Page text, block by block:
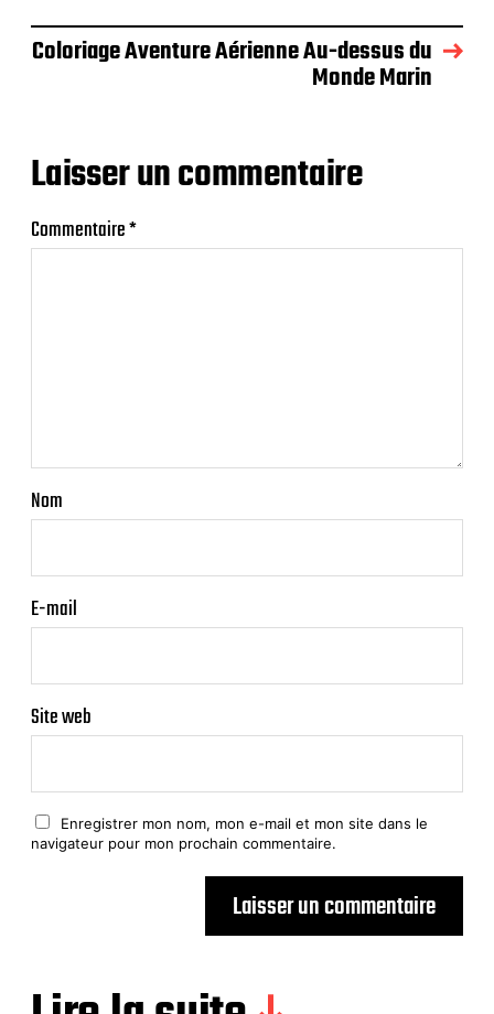
Coloriage Aventure Aérienne Au-dessus du
Monde Marin
Laisser un commentaire
Commentaire*
Nom
E-mail
Site web
Enregistrer mon nom, mon e-mail et mon site dans le
navigateur pour mon prochain commentaire.